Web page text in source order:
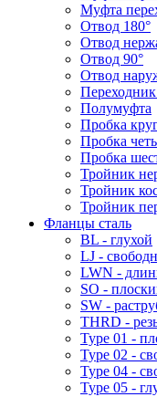
Муфта
Отвод 180°
Отвод
Отвод 90°
Отвод
Полумуфта
Пробка
Пробка
Пробка
Тройник
Тройник
Тройник
Фланцы сталь
BL - глухой
LJ -
LWN -
SO -
SW -
THRD -
Type 01 -
Type 02 -
Type 04 -
Type 05 -